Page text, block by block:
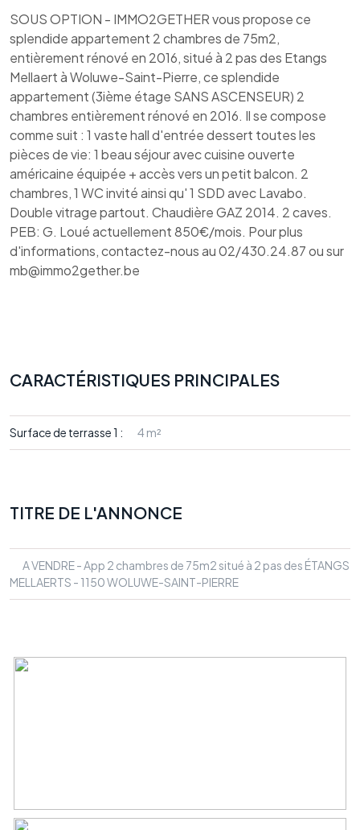
SOUS OPTION - IMMO2GETHER vous propose ce
splendide appartement 2 chambres de 75m2,
entièrement rénové en 2016, situé à 2 pas des Etangs
Mellaert à Woluwe-Saint-Pierre, ce splendide
appartement (3ième étage SANS ASCENSEUR) 2
chambres entièrement rénové en 2016. Il se compose
comme suit : 1 vaste hall d'entrée dessert toutes les
pièces de vie: 1 beau séjour avec cuisine ouverte
américaine équipée + accès vers un petit balcon. 2
chambres, 1 WC invité ainsi qu' 1 SDD avec Lavabo.
Double vitrage partout. Chaudière GAZ 2014. 2 caves.
PEB: G. Loué actuellement 850€/mois. Pour plus
d'informations, contactez-nous au 02/430.24.87 ou sur
mb@immo2gether.be
CARACTÉRISTIQUES PRINCIPALES
Surface de terrasse 1 : 4 m²
TITRE DE L'ANNONCE
A VENDRE - App 2 chambres de 75m2 situé à 2 pas des ÉTANGS
MELLAERTS - 1150 WOLUWE-SAINT-PIERRE